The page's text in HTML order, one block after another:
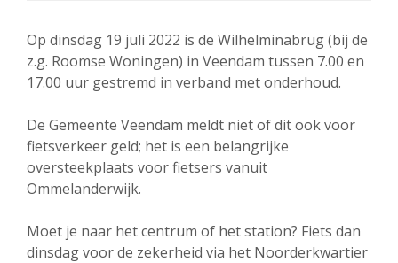
Op dinsdag 19 juli 2022 is de Wilhelminabrug (bij de
z.g. Roomse Woningen) in Veendam tussen 7.00 en
17.00 uur gestremd in verband met onderhoud.
De Gemeente Veendam meldt niet of dit ook voor
fietsverkeer geld; het is een belangrijke
oversteekplaats voor fietsers vanuit
Ommelanderwijk.
Moet je naar het centrum of het station? Fiets dan
dinsdag voor de zekerheid via het Noorderkwartier